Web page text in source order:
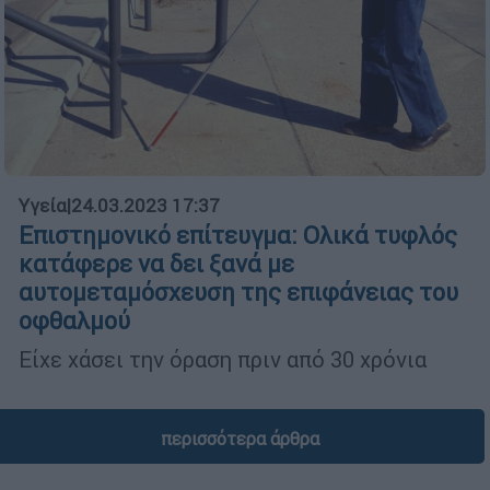
Υγεία|24.03.2023 17:37
Επιστημονικό επίτευγμα: Ολικά τυφλός
κατάφερε να δει ξανά με
αυτομεταμόσχευση της επιφάνειας του
οφθαλμού
Είχε χάσει την όραση πριν από 30 χρόνια
περισσότερα άρθρα